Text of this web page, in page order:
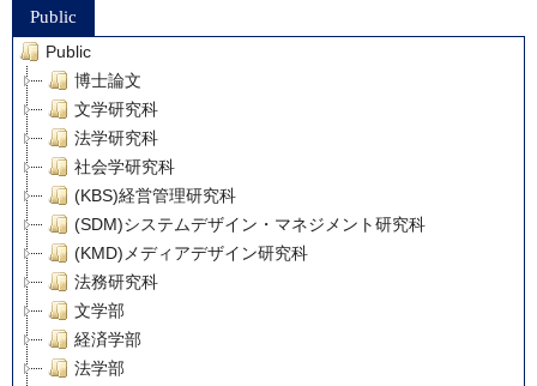
Public
Public
博士論文
文学研究科
法学研究科
社会学研究科
(KBS)経営管理研究科
(SDM)システムデザイン・マネジメント研究科
(KMD)メディアデザイン研究科
法務研究科
文学部
経済学部
法学部